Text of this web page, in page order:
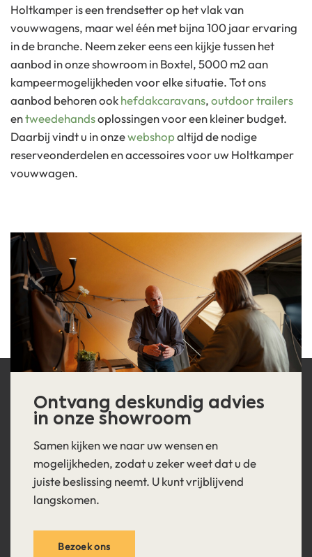
Holtkamper is een trendsetter op het vlak van
vouwwagens, maar wel één met bijna 100 jaar ervaring
in de branche. Neem zeker eens een kijkje tussen het
aanbod in onze showroom in Boxtel, 5000 m2 aan
kampeermogelijkheden voor elke situatie. Tot ons
aanbod behoren ookhefdakcaravans,outdoor trailers
entweedehandsoplossingen voor een kleiner budget.
Daarbij vindt u in onzewebshopaltijd de nodige
reserveonderdelen en accessoires voor uw Holtkamper
vouwwagen.
Ontvang deskundig advies
in onze showroom
Samen kijken we naar uw wensen en
mogelijkheden, zodat u zeker weet dat u de
juiste beslissing neemt. U kunt vrijblijvend
langskomen.
Bezoek ons